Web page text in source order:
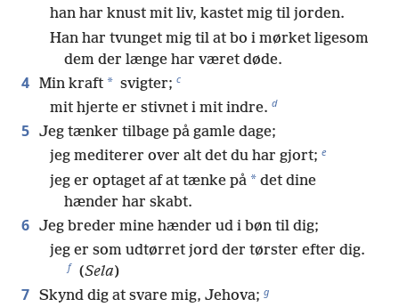
han har knust mit liv, kastet mig til jorden.
Han har tvunget mig til at bo i mørket ligesom
dem der længe har været døde.
4 Min kraft * svigter; c
mit hjerte er stivnet i mit indre. d
5 Jeg tænker tilbage på gamle dage;
jeg mediterer over alt det du har gjort; e
jeg er optaget af at tænke på * det dine
hænder har skabt.
6 Jeg breder mine hænder ud i bøn til dig;
jeg er som udtørret jord der tørster efter dig.
f (Sela)
7 Skynd dig at svare mig, Jehova; g